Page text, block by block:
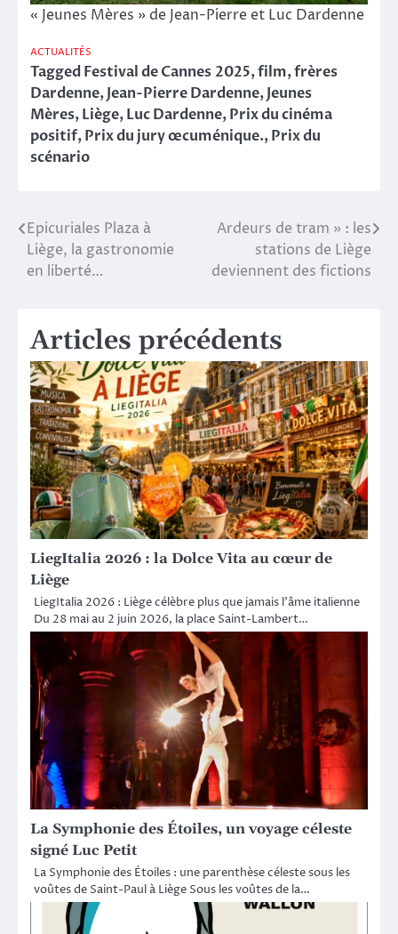
« Jeunes Mères » de Jean-Pierre et Luc Dardenne
ACTUALITÉS
TaggedFestival de Cannes 2025,film,frères
Dardenne,Jean-Pierre Dardenne,Jeunes
Mères,Liège,Luc Dardenne,Prix du cinéma
positif,Prix du jury œcuménique.,Prix du
scénario
Navigation
de
Epicuriales Plaza à
Liège, la gastronomie
en liberté…
Ardeurs de tram » : les
stations de Liège
deviennent des fictions
Articles précédents
LiegItalia 2026 : la Dolce Vita au cœur de
Liège
LiegItalia 2026 : Liège célèbre plus que jamais l’âme italienne
Du 28 mai au 2 juin 2026, la place Saint-Lambert…
La Symphonie des Étoiles, un voyage céleste
signé Luc Petit
La Symphonie des Étoiles : une parenthèse céleste sous les
voûtes de Saint-Paul à Liège Sous les voûtes de la…